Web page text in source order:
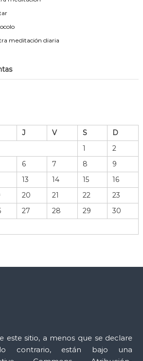
meditación diaria
J V S
D
1
2
6 7 8
9
13 14 15
16
20 21 22
23
27 28 29
30
este sitio, a menos que se declare
lo contrario, están bajo una